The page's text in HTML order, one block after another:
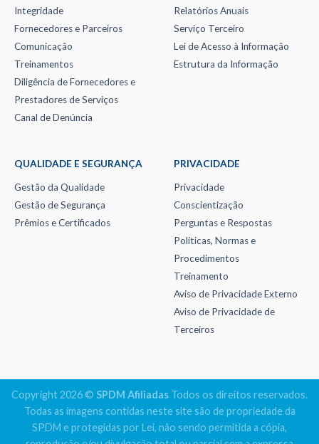
Integridade
Fornecedores e Parceiros
Comunicação
Treinamentos
Diligência de Fornecedores e
Prestadores de Serviços
Canal de Denúncia
Relatórios Anuais
Serviço Terceiro
Lei de Acesso à Informação
Estrutura da Informação
QUALIDADE E SEGURANÇA
Gestão da Qualidade
Gestão de Segurança
Prêmios e Certificados
PRIVACIDADE
Privacidade
Conscientização
Perguntas e Respostas
Políticas, Normas e
Procedimentos
Treinamento
Aviso de Privacidade Externo
Aviso de Privacidade de
Terceiros
Copyright 2026 © SPDM Afiliadas Todos os direitos reservados.
Todas as imagens contidas neste site são de propriedade da
SPDM e protegidas por Lei, não sendo permitida a cópia,